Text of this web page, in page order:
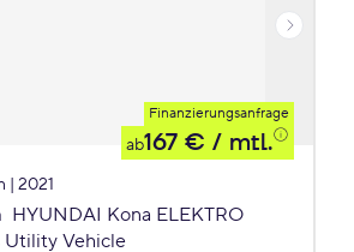
Finanzierungsanfrage
ab167 € / mtl.
| 2021
HYUNDAI Kona ELEKTRO
Utility Vehicle